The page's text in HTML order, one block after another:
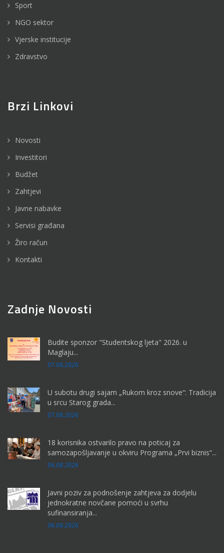
Sport
NGO sektor
Vjerske institucije
Zdravstvo
Brzi Linkovi
Novosti
Investitori
Budžet
Zahtjevi
Javne nabavke
Servisi građana
Žiro račun
Kontakti
Zadnje Novosti
Budite sponzor "Studentskog ljeta" 2026. u
Maglaju...
07.08.2026
U subotu drugi sajam „Rukom kroz snove“: Tradicija
u srcu Starog grada...
07.08.2026
18 korisnika ostvarilo pravo na poticaj za
samozapošljavanje u okviru Programa „Prvi biznis“...
06.08.2026
Javni poziv za podnošenje zahtjeva za dodjelu
jednokratne novčane pomoći u svrhu
sufinansiranja...
06.08.2026